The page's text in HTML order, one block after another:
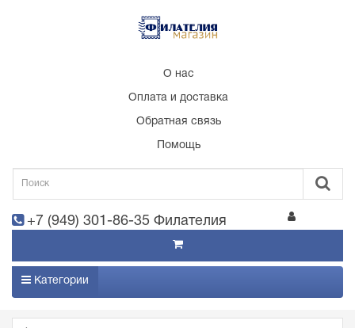
О нас
Оплата и доставка
Обратная связь
Помощь
+7 (949) 301-86-35 Филателия
Категории